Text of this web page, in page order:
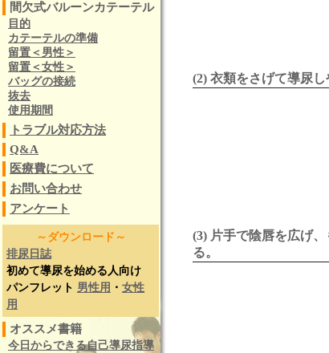
(2) 衣類をさげて導尿し
(3) 片手で陰唇を広げ
る。
間欠式バルーンカテーテル
目的
カテーテルの準備
留置＜男性＞
留置＜女性＞
バッグの接続
抜去
使用期間
トラブル対応方法
Q&A
医療費について
お問い合わせ
アンケート
～ダウンロード～
排尿日誌
初めて導尿を始める人向け
パンフレット 男性用 ・ 女性
用
オススメ書籍
今日からできる自己導尿指導